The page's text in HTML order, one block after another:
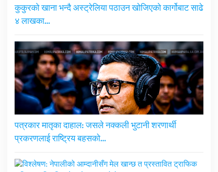
कुकुरको खाना भन्दै अस्ट्रेलिया पठाउन खोजिएको कार्गोबाट साढे
४ लाखका…
पत्रकार मातृका दाहाल: जसले नक्कली भुटानी शरणार्थी
प्रकरणलाई राष्ट्रिय बहसको…